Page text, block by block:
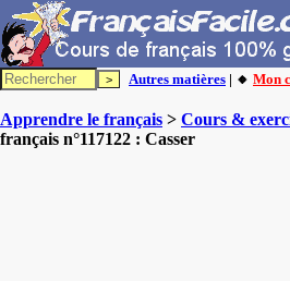
Autres matières | 🔸 Mon
Apprendre le français > Cours &
français n°117122 : Casser